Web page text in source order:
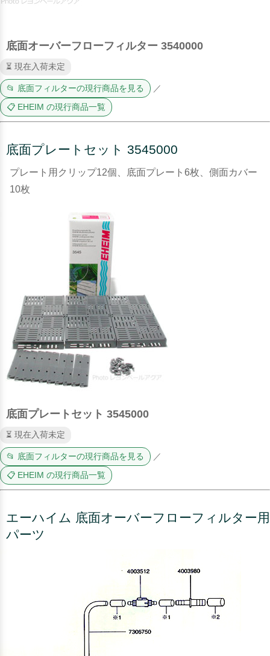
底面オーバーフローフィルター 3540000
⏳ 現在入荷未定
📂 底面フィルターの現行商品を見る ／
📋 EHEIM の現行商品一覧
底面プレートセット 3545000
プレート用クリップ12個、底面プレート6枚、側面カバー
10枚
底面プレートセット 3545000
⏳ 現在入荷未定
📂 底面フィルターの現行商品を見る ／
📋 EHEIM の現行商品一覧
エーハイム 底面オーバーフローフィルター用
パーツ